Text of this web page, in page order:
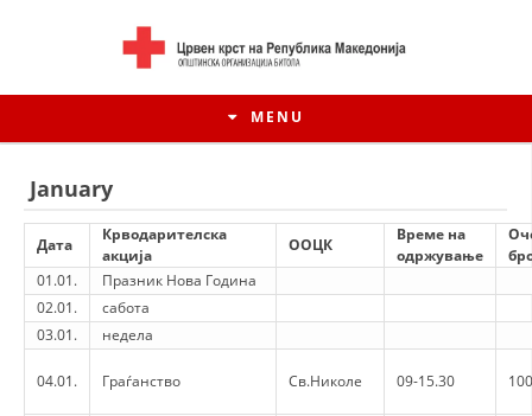
MENU
January
Дата
Крводарителска
акција
ООЦК
Време на
одржување
01.01.
Празник Нова Година
02.01.
сабота
03.01.
недела
04.01. Граѓанство Св.Николе 09-15.30